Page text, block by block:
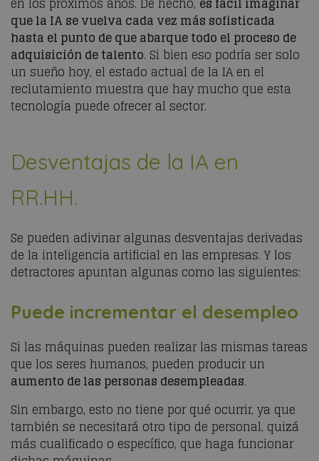
que la IA se vuelva cada vez más sofisticada
hasta el punto de que abarque todo el proceso de
adquisición de talento. Si bien eso podría ser solo
un sueño hoy, el estado actual de la IA en el
reclutamiento muestra que hay mucho que esta
tecnología puede ofrecer al sector.
Desventajas de la IA en
RR.HH.
Se pueden adivinar algunas desventajas derivadas
de la inteligencia artificial en las empresas. Y los
detractores apuntan algunas como las siguientes:
Puede incrementar el desempleo
Si las máquinas pueden realizar las mismas tareas
que los seres humanos, pueden producir un
aumento de las personas desempleadas.
Sin embargo, esto no tiene por qué ocurrir, ya que
también se necesitará otro tipo de personal, quizá
más cualificado o específico, que haga funcionar